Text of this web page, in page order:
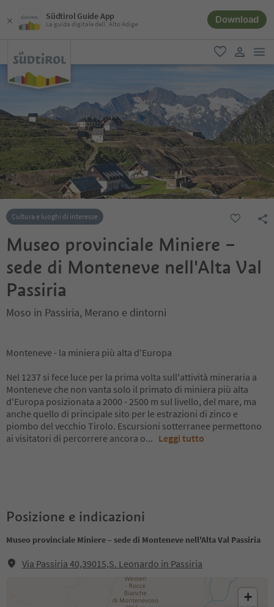
Südtirol Guide App
La guida digitale dell´Alto Adige Download
favoriti
user link
Cultura e luoghi di interesse
Museo provinciale Miniere –
sede di Monteneve nell'Alta Val
Passiria
Moso in Passiria, Merano e dintorni
Monteneve - la miniera più alta d'Europa
Nel 1237 si fece luce per la prima volta sull'attività mineraria a
Monteneve che non vanta solo il primato di miniera più alta
d'Europa posizionata a 2000 - 2500 m sul livello, del mare, ma
anche quello di principale sito per le estrazioni di zinco e
piombo del vecchio Tirolo. Escursioni sotterranee permettono
ai visitatori di percorrere ancora o... Leggi tutto
Posizione e indicazioni
Museo provinciale Miniere – sede di Monteneve nell'Alta Val Passiria
Via Passiria 40,39015,S. Leonardo in Passiria
+